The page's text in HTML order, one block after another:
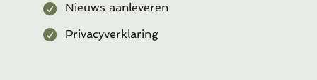
Nieuws aanleveren
Privacyverklaring